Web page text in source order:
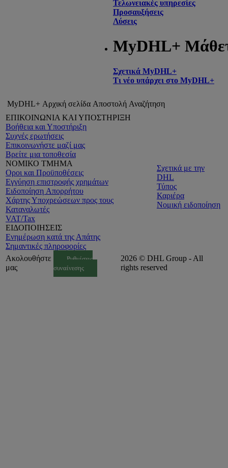
Τελωνειακές υπηρεσίες
Προσαυξήσεις
Λύσεις
MyDHL+
Σχετικά MyDHL+
Τι νέο υπάρχει στο MyDHL+
MyDHL+ Αρχική σελίδα Αποστολή Αναζήτηση
ΕΠΙΚΟΙΝΩΝΙΑ ΚΑΙ ΥΠΟΣΤΗΡΙΞΗ
Βοήθεια και Υποστήριξη
Συχνές ερωτήσεις
Επικοινωνήστε μαζί μας
Βρείτε μια τοποθεσία
ΝΟΜΙΚΟ ΤΜΗΜΑ
Οροι και Προϋποθέσεις
Εγγύηση επιστροφής χρημάτων
Ειδοποίηση Aπορρήτου
Χάρτης Υποχρεώσεων προς τους
Καταναλωτές
VAT/Tax
ΕΙΔΟΠΟΙΗΣΕΙΣ
Ενημέρωση κατά της Απάτης
Σημαντικές πληροφορίες
Σχετικά με την
DHL
Τύπος
Καριέρα
Νομική ειδοποίηση
Ακολουθήστε
μας
Ρυθμίσεις
συναίνεσης
2026 © DHL Group - All
rights reserved